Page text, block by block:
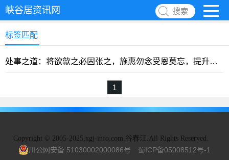
峡谷居资讯网 搜索
标签匹配
处事之道：将欲歙之必固张之，施惠勿念受恩莫忘，提升自己自有朋友
1
Copyright © 2005-2025,xgj-info.com,谷春江.All Rights Reserved.
川公网安备 51030002000086号 蜀ICP备05008512号-1